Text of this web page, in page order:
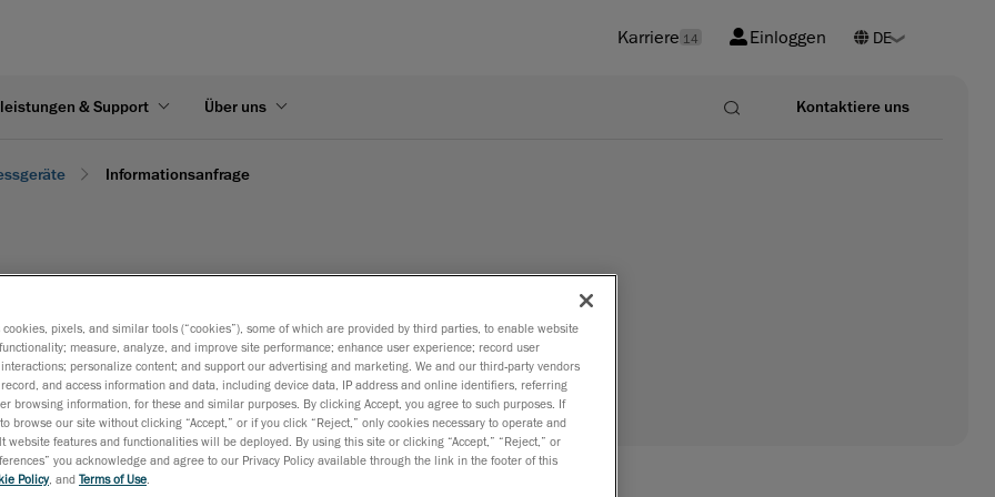
Karriere 14 Einloggen
& Support Über uns Kontaktiere uns
Informationsanfrage
Sie das untenstehende Formular aus.
cookies, pixels, and similar tools (“cookies”), some of which are provided by third parties, to enable website
measure, analyze, and improve site performance; enhance user experience; record user
personalize content; and support our advertising and marketing. We and our third-party vendors
and access information and data, including device data, IP address and online identifiers, referring
browsing information, for these and similar purposes. By clicking Accept, you agree to such purposes. If
browse our site without clicking “Accept,” or if you click “Reject,” only cookies necessary to operate and
website features and functionalities will be deployed. By using this site or clicking “Accept,” “Reject,” or
you acknowledge and agree to our Privacy Policy available through the link in the footer of this
Policy, and Terms of Use